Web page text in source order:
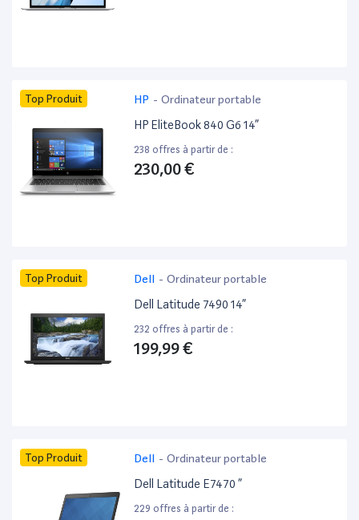
Top Produit HP - Ordinateur portable
HP EliteBook 840 G6 14”
238 offres à partir de :
230,00 €
Top Produit Dell - Ordinateur portable
Dell Latitude 7490 14”
232 offres à partir de :
199,99 €
Top Produit Dell - Ordinateur portable
Dell Latitude E7470 ”
229 offres à partir de :